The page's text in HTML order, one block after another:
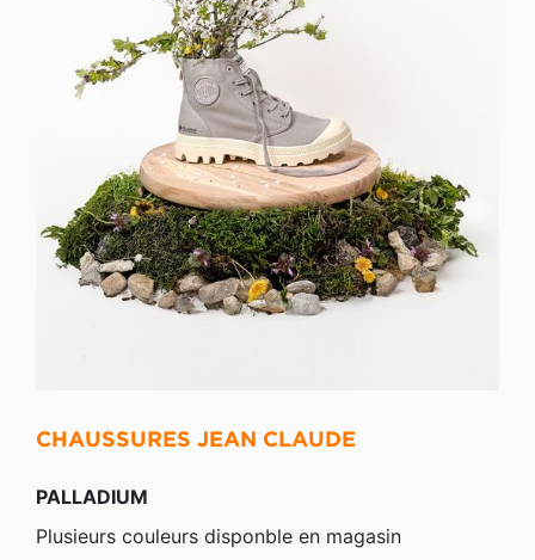
CHAUSSURES JEAN CLAUDE
PALLADIUM
Plusieurs couleurs disponble en magasin